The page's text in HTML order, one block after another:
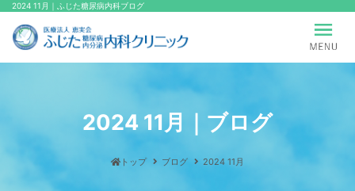
2024 11月｜ふじた糖尿病内科ブログ
2024 11月｜ブログ
トップ ブログ 2024 11月